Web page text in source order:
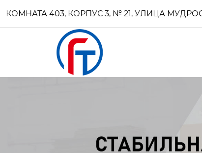
КОМНАТА 403, КОРПУС 3, № 21, УЛИЦА